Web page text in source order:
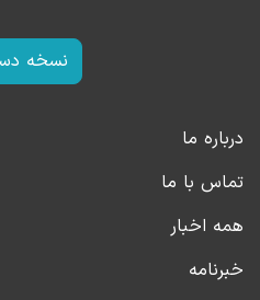
نسخه
درباره ما
تماس با ما
همه اخبار
خبرنامه